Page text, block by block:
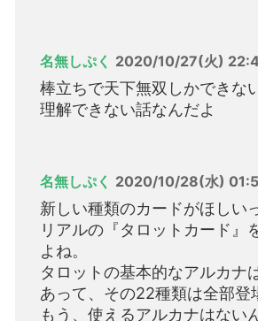
名無しぷく 2020/10/27(火)
棒立ちで天下無双しかできな
理解できない話なんだよ
名無しぷく 2020/10/28(水)
新しい種類のカードがほしい
リアルの『タロットカード』
よね。
タロットの基本的なアルカナ
あって、その22種類は全部登
もう、使えるアルカナはない